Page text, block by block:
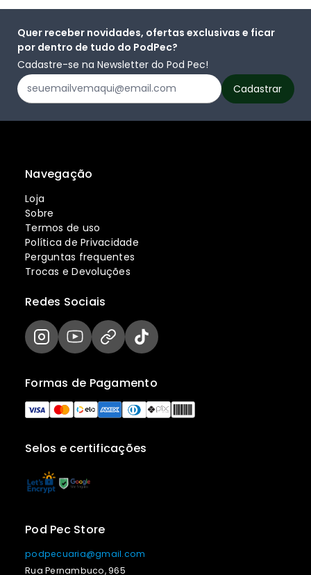
Quer receber novidades, ofertas exclusivas e ficar
por dentro de tudo do PodPec?
Cadastre-se na Newsletter do Pod Pec!
Navegação
Loja
Sobre
Termos de uso
Política de Privacidade
Perguntas frequentes
Trocas e Devoluções
Selos e certificações
Formas de Pagamento
Redes Sociais
Pod Pec Store
podpecuaria@gmail.com
Rua Pernambuco, 965